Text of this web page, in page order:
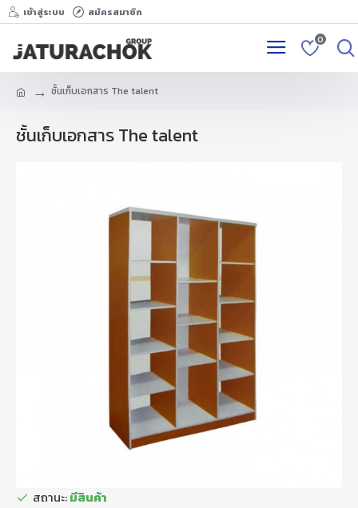
เข้าสู่ระบบ สมัครสมาชิก
0
ชั้นเก็บเอกสาร The talent
ชั้นเก็บเอกสาร The talent
สถานะ:มีสินค้า